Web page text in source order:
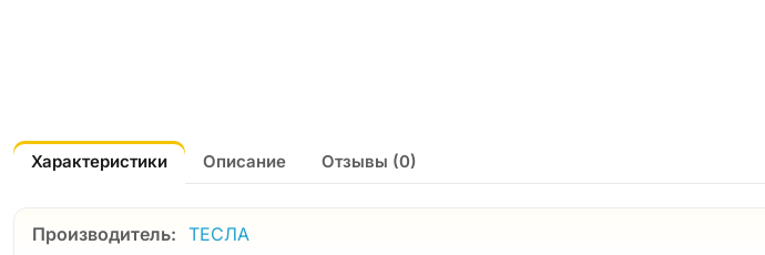
Характеристики Описание Отзывы (0)
Производитель: ТЕСЛА